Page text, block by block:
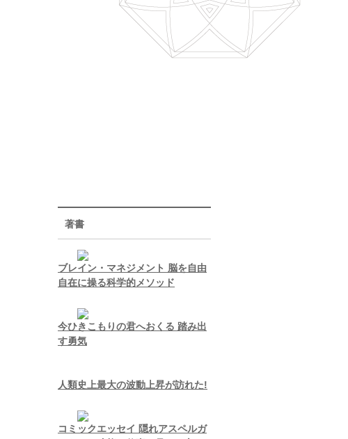
著書
ブレイン・マネジメント 脳を自由
自在に操る科学的メソッド
今ひきこもりの君へおくる 踏み出
す勇気
人類史上最大の波動上昇が訪れた!
コミックエッセイ 隠れアスペルガ